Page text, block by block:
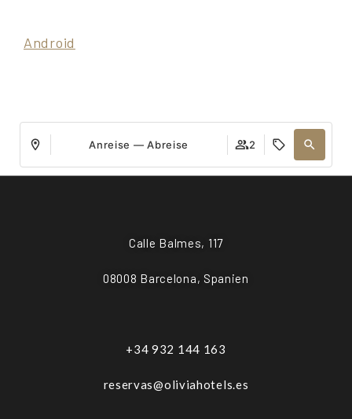
Android
Anreise — Abreise 2
Calle Balmes, 117
08008 Barcelona, Spanien
+34 932 144 163
reservas@oliviahotels.es